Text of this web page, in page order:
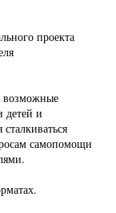
проекта
возможные
детей и
самопомощи